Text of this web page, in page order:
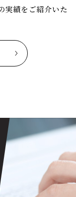
実績をご紹介いた